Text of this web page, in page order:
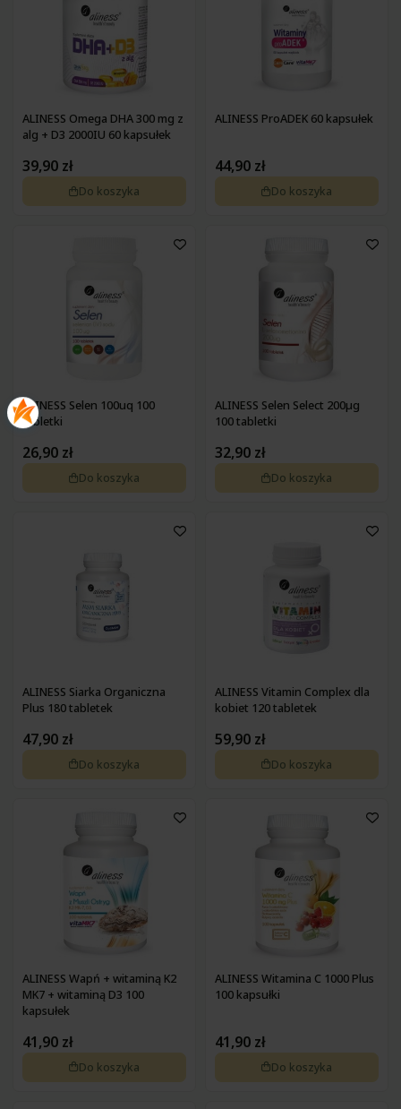
ALINESS Omega DHA 300 mg z
alg + D3 2000IU 60 kapsułek
39,90 zł
Do koszyka
ALINESS ProADEK 60 kapsułek
44,90 zł
Do koszyka
ALINESS Selen 100uq 100
tabletki
26,90 zł
Do koszyka
ALINESS Selen Select 200µg
100 tabletki
32,90 zł
Do koszyka
ALINESS Siarka Organiczna
Plus 180 tabletek
47,90 zł
Do koszyka
ALINESS Vitamin Complex dla
kobiet 120 tabletek
59,90 zł
Do koszyka
ALINESS Wapń + witaminą K2
MK7 + witaminą D3 100
kapsułek
41,90 zł
Do koszyka
ALINESS Witamina C 1000 Plus
100 kapsułki
41,90 zł
Do koszyka